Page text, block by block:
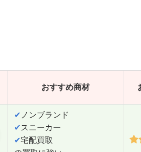
おすすめ商材
✔ ノンブランド
✔スニーカー
✔宅配買取